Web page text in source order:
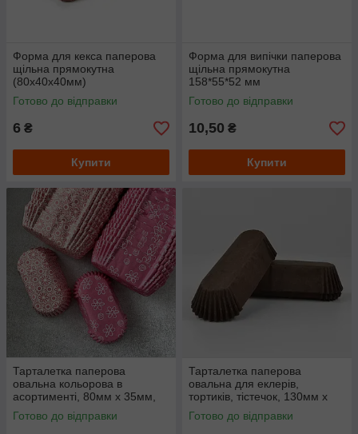
Форма для кекса паперова
щільна прямокутна
(80х40х40мм)
Готово до відправки
6 ₴
Купити
Форма для випічки паперова
щільна прямокутна
158*55*52 мм
Готово до відправки
10,50 ₴
Купити
Тарталетка паперова
овальна кольорова в
асортименті, 80мм х 35мм,
висота 25мм
Готово до відправки
Тарталетка паперова
овальна для еклерів,
тортиків, тістечок, 130мм х
30мм. висота 30мм
Готово до відправки